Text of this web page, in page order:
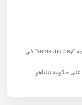
البنك المركزي السعودي “ساما” يُعلن إتاحة خدمة “samsung pay” في
حكومة نتنياهو